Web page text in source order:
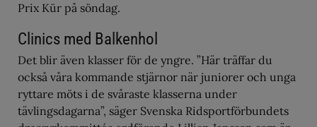
Prix Kür på söndag.
Clinics med Balkenhol
Det blir även klasser för de yngre. ”Här träffar du
också våra kommande stjärnor när juniorer och unga
ryttare möts i de svåraste klasserna under
tävlingsdagarna”, säger Svenska Ridsportförbundets